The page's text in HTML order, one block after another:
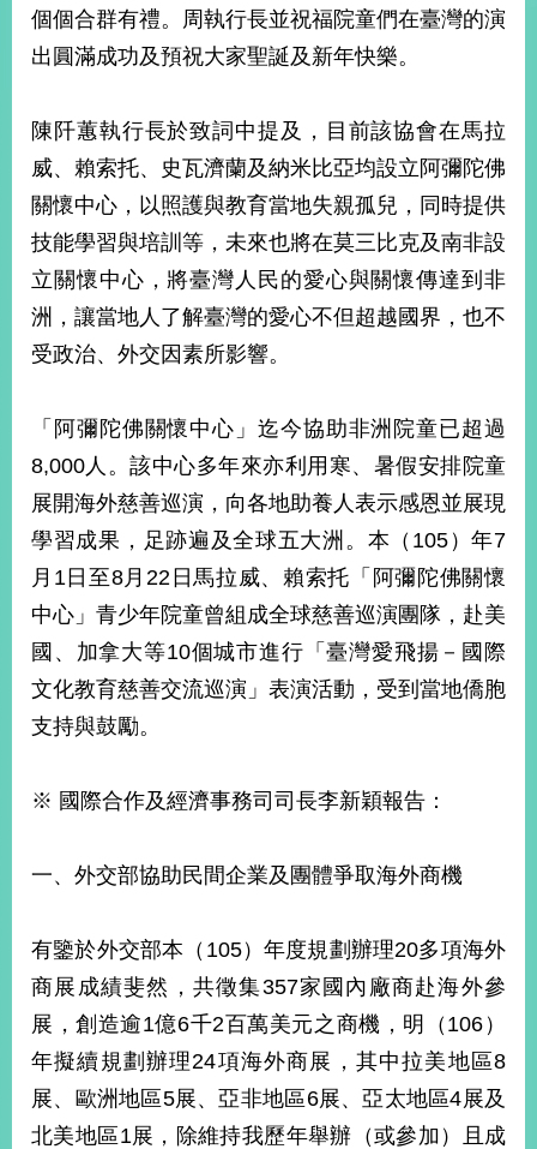
國
際
政
府
資
訊
公
開
民
本
部
相
關
網
站
部
長
信
箱
粉
絲
專
頁
LINEInstagram
X平台
(原推特)
政
府
網
站
資
料
開
放
個個合群有禮。周執行長並祝福院童們在臺灣的演
出圓滿成功及預祝大家聖誕及新年快樂。
陳阡蕙執行長於致詞中提及，目前該協會在馬拉
威、賴索托、史瓦濟蘭及納米比亞均設立阿彌陀佛
關懷中心，以照護與教育當地失親孤兒，同時提供
技能學習與培訓等，未來也將在莫三比克及南非設
立關懷中心，將臺灣人民的愛心與關懷傳達到非
洲，讓當地人了解臺灣的愛心不但超越國界，也不
受政治、外交因素所影響。
「阿彌陀佛關懷中心」迄今協助非洲院童已超過
8,000人。該中心多年來亦利用寒、暑假安排院童
展開海外慈善巡演，向各地助養人表示感恩並展現
學習成果，足跡遍及全球五大洲。本（105）年7
月1日至8月22日馬拉威、賴索托「阿彌陀佛關懷
中心」青少年院童曾組成全球慈善巡演團隊，赴美
國、加拿大等10個城市進行「臺灣愛飛揚－國際
文化教育慈善交流巡演」表演活動，受到當地僑胞
支持與鼓勵。
※ 國際合作及經濟事務司司長李新穎報告：
一、外交部協助民間企業及團體爭取海外商機
有鑒於外交部本（105）年度規劃辦理20多項海外
商展成績斐然，共徵集357家國內廠商赴海外參
展，創造逾1億6千2百萬美元之商機，明（106）
年擬續規劃辦理24項海外商展，其中拉美地區8
展、歐洲地區5展、亞非地區6展、亞太地區4展及
北美地區1展，除維持我歷年舉辦（或參加）且成